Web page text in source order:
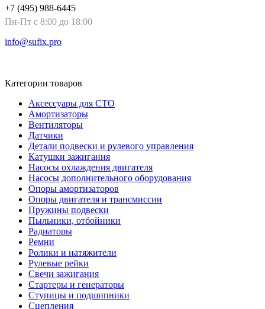
+7 (495) 988-6445
Пн-Пт с 8:00 до 18:00
info@sufix.pro
Категории товаров
Аксессуары для СТО
Амортизаторы
Вентиляторы
Датчики
Детали подвески и рулевого управления
Катушки зажигания
Насосы охлаждения двигателя
Насосы дополнительного оборудования
Опоры амортизаторов
Опоры двигателя и трансмиссии
Пружины подвески
Пыльники, отбойники
Радиаторы
Ремни
Ролики и натяжители
Рулевые рейки
Свечи зажигания
Стартеры и генераторы
Ступицы и подшипники
Сцепления